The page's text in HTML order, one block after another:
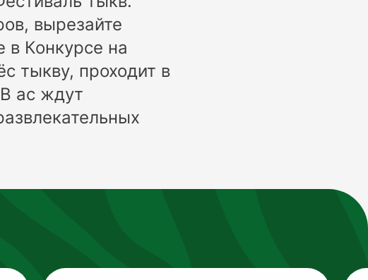
вырезайте
Конкурсе на
тыкву, проходит в
ас ждут